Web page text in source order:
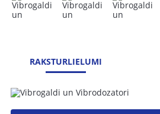
RAKSTURLIELUMI